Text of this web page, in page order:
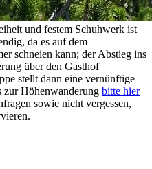
und festem Schuhwerk ist
da es auf dem
schneien kann; der Abstieg ins
über den Gasthof
stellt dann eine vernünftige
zur Höhenwanderung bitte hier
sowie nicht vergessen,